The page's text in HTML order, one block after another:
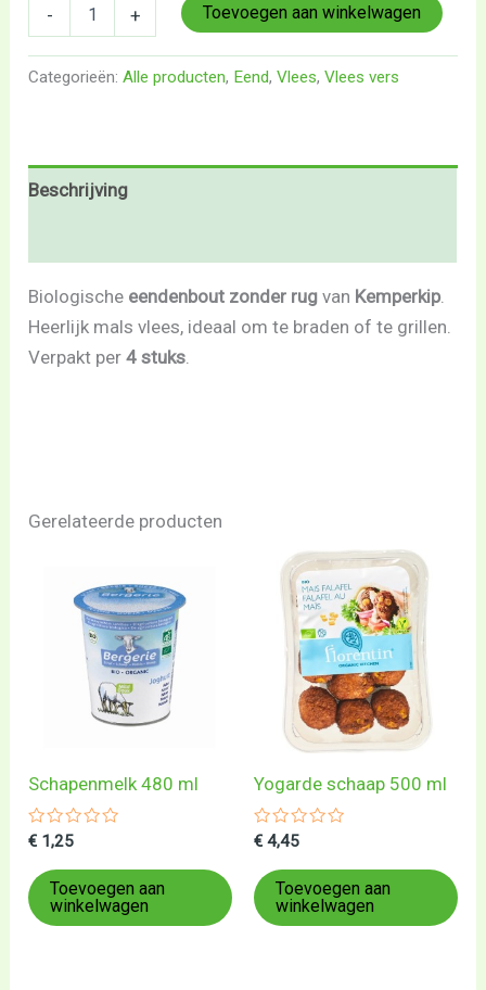
- + Toevoegen aan winkelwagen
Categorieën:Alle producten, Eend,Vlees,Vlees vers
Beschrijving
Biologische eendenbout zonder rug van Kemperkip.
Heerlijk mals vlees, ideaal om te braden of te grillen.
Verpakt per4 stuks.
Gerelateerde producten
Schapenmelk 480 ml
Gewaardeerd
uit
5
€ 1,25
Toevoegen aan
winkelwagen
Yogarde schaap 500 ml
Gewaardeerd
uit
5
€ 4,45
Toevoegen aan
winkelwagen